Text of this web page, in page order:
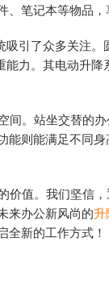
笔记本等物品，
吸引了众多关注
力。其电动升
。站坐交替的
则能满足不同
值。我们坚信
来办公新风尚的升
全新的工作方式！